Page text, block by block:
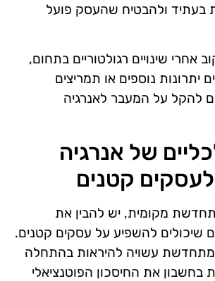
בעתיד ולהבטיח שהעסק פועל
אחרי שינויים רגולטוריים בתחום,
יתרונות נוספים או תמריצים
להקל על המעבר לאנרגיה
של אנרגיה
קטנים
מקומית, יש להבין את
שיכולים להשפיע על עסקים קטנים.
עשויה להיראות בהתחלה
את החיסכון הפוטנציאלי